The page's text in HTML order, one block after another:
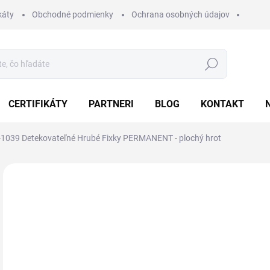
Obchodné podmienky Ochrana osobných údajov
Hľadať
CERTIFIKÁTY PARTNERI BLOG KONTAKT
1039 Detekovateľné Hrubé Fixky PERMANENT - plochý hrot